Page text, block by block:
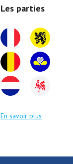
Les parties
En savoir plus